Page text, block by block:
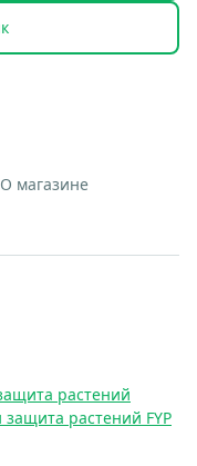
О магазине
растений
растений FYP